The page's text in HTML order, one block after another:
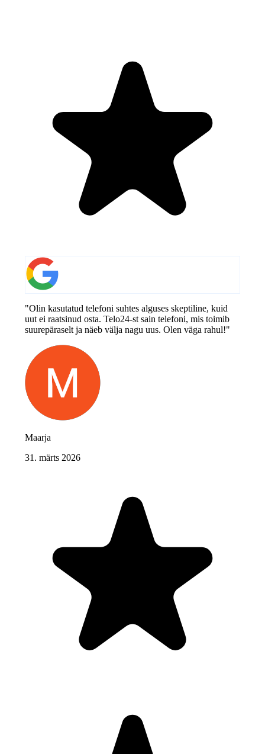
"Olin kasutatud telefoni suhtes alguses skeptiline, kuid
uut ei raatsinud osta. Telo24-st sain telefoni, mis toimib
suurepäraselt ja näeb välja nagu uus. Olen väga rahul!"
Maarja
31. märts 2026